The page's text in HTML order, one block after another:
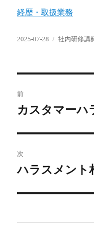
経歴・取扱業務
投
2025-07-28
カ
社内研修講
稿
ビ
ゲ
ー
前
前
投
稿:
カスタマーハ
次
次
投
ハラスメント